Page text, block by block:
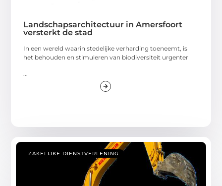
Landschapsarchitectuur in Amersfoort
versterkt de stad
In een wereld waarin stedelijke verharding toeneemt, is
het behouden en stimuleren van biodiversiteit urgenter
ZAKELIJKE DIENSTVERLENING